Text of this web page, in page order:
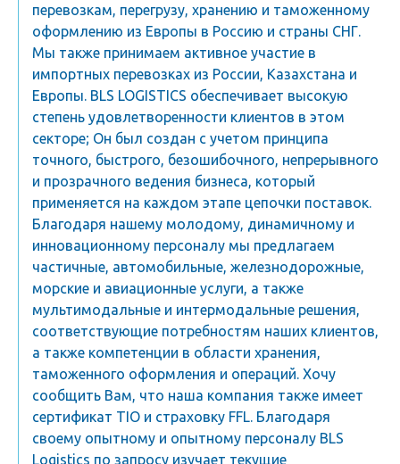
перевозкам, перегрузу, хранению и таможенному
оформлению из Европы в Россию и страны СНГ.
Мы также принимаем активное участие в
импортных перевозках из России, Казахстана и
Европы. BLS LOGISTICS обеспечивает высокую
степень удовлетворенности клиентов в этом
секторе; Он был создан с учетом принципа
точного, быстрого, безошибочного, непрерывного
и прозрачного ведения бизнеса, который
применяется на каждом этапе цепочки поставок.
Благодаря нашему молодому, динамичному и
инновационному персоналу мы предлагаем
частичные, автомобильные, железнодорожные,
морские и авиационные услуги, а также
мультимодальные и интермодальные решения,
соответствующие потребностям наших клиентов,
а также компетенции в области хранения,
таможенного оформления и операций. Хочу
сообщить Вам, что наша компания также имеет
сертификат TIO и страховку FFL. Благодаря
своему опытному и опытному персоналу BLS
Logistics по запросу изучает текущие